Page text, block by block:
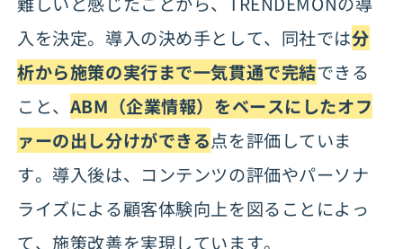
入を決定。導入の決め手として、同社では分
析から施策の実行まで一気貫通で完結できる
こと、 ABM（企業情報）をベースにしたオフ
ァーの出し分けができる点を評価していま
す。導入後は、コンテンツの評価やパーソナ
ライズによる顧客体験向上を図ることによっ
て、施策改善を実現しています。